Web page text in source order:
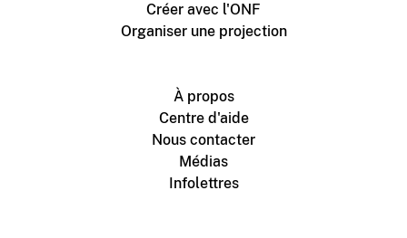
Créer avec l'ONF
Organiser une projection
À propos
Centre d'aide
Nous contacter
Médias
Infolettres